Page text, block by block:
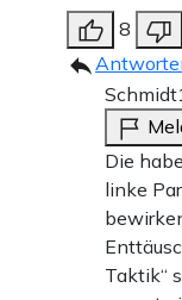
8
Schmidt
Die
linke
Taktik“